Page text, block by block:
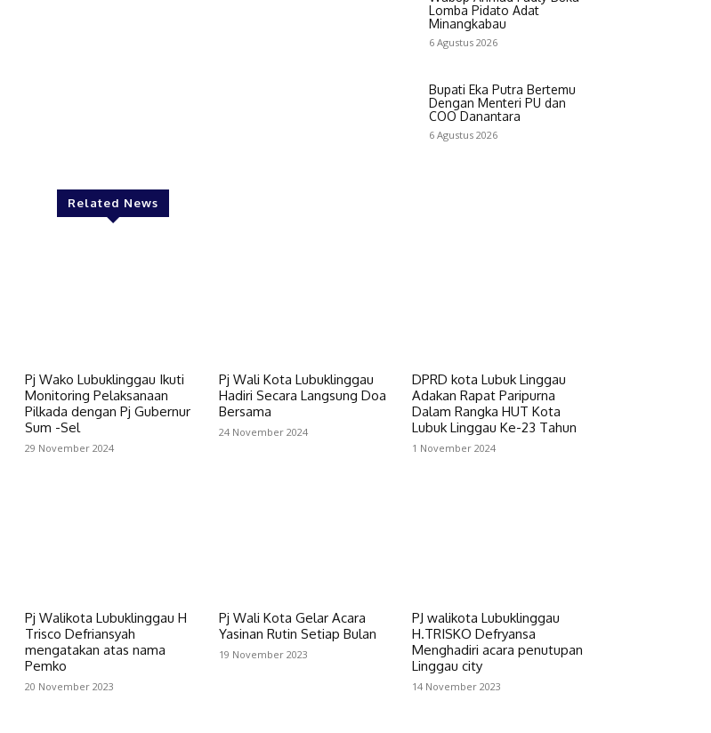
Lomba Pidato Adat
Minangkabau
6 Agustus 2026
Bupati Eka Putra Bertemu
Dengan Menteri PU dan
COO Danantara
6 Agustus 2026
Related News
Pj Wako Lubuklinggau Ikuti
Monitoring Pelaksanaan
Pilkada dengan Pj Gubernur
Sum -Sel
29 November 2024
Pj Wali Kota Lubuklinggau
Hadiri Secara Langsung Doa
Bersama
24 November 2024
DPRD kota Lubuk Linggau
Adakan Rapat Paripurna
Dalam Rangka HUT Kota
Lubuk Linggau Ke-23 Tahun
1 November 2024
Pj Walikota Lubuklinggau H
Trisco Defriansyah
mengatakan atas nama
Pemko
20 November 2023
Pj Wali Kota Gelar Acara
Yasinan Rutin Setiap Bulan
19 November 2023
PJ walikota Lubuklinggau
H.TRISKO Defryansa
Menghadiri acara penutupan
Linggau city
14 November 2023